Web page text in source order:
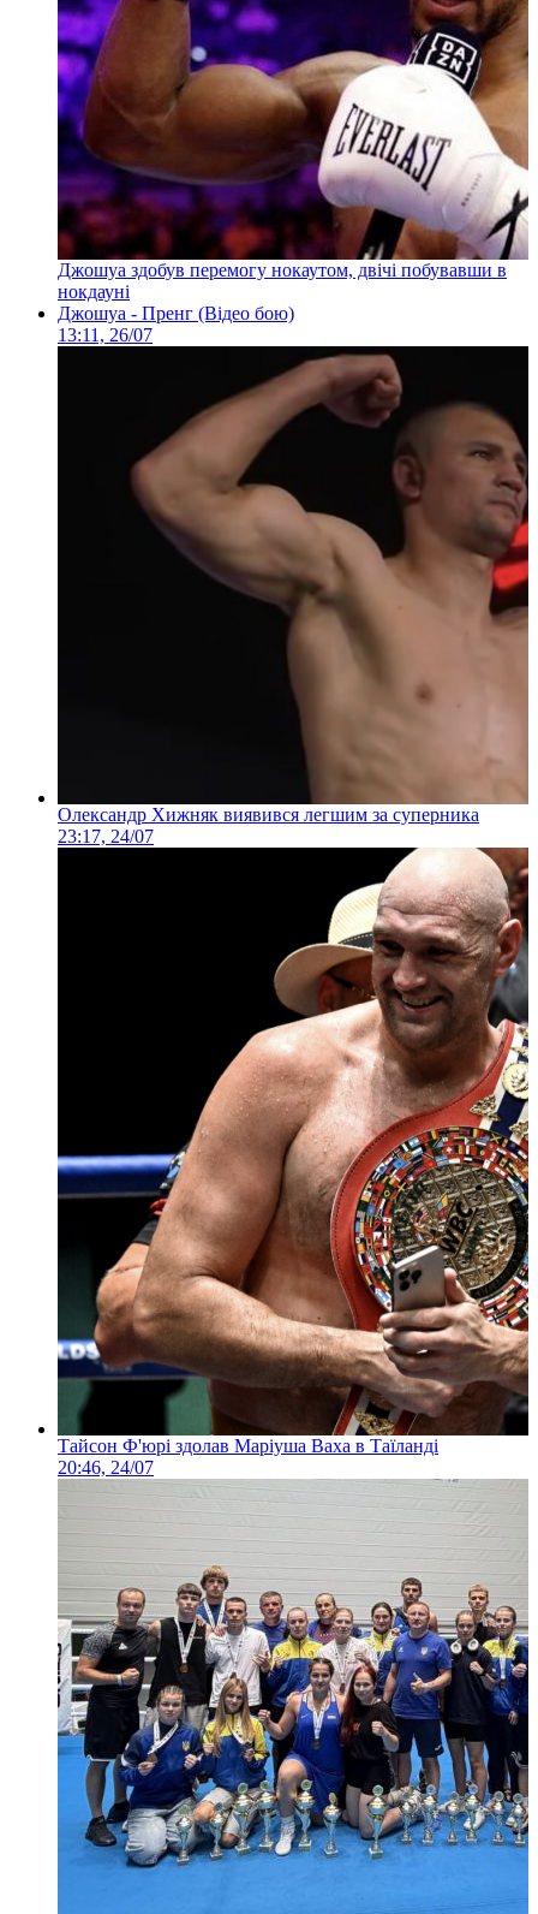
Джошуа здобув перемогу нокаутом, двічі побувавши в
нокдауні
Джошуа - Пренг (Відео бою)
13:11, 26/07
Олександр Хижняк виявився легшим за суперника
23:17, 24/07
Тайсон Ф'юрі здолав Маріуша Ваха в Таїланді
20:46, 24/07